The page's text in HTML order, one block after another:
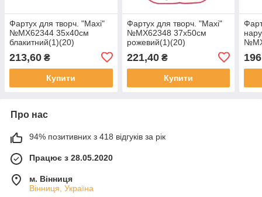
Фартух для творч. "Maxi"
№MX62344 35х40см
блакитний(1)(20)
213,60 ₴
Купити
Фартух для творч. "Maxi"
№MX62348 37х50см
рожевий(1)(20)
221,40₴
Купити
Про нас
94% позитивних з 418 відгуків за рік
Працює з 28.05.2020
м. Вінниця
Вінниця, Україна